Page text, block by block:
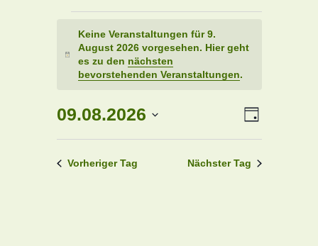
2026
Hinweis
Keine Veranstaltungen für 9.
August 2026 vorgesehen. Hier geht
es zu den nächsten
bevorstehenden Veranstaltungen.
Ansichten-
Navigation
Tag
09.08.2026
Datum
Vorheriger Tag Nächster Tag